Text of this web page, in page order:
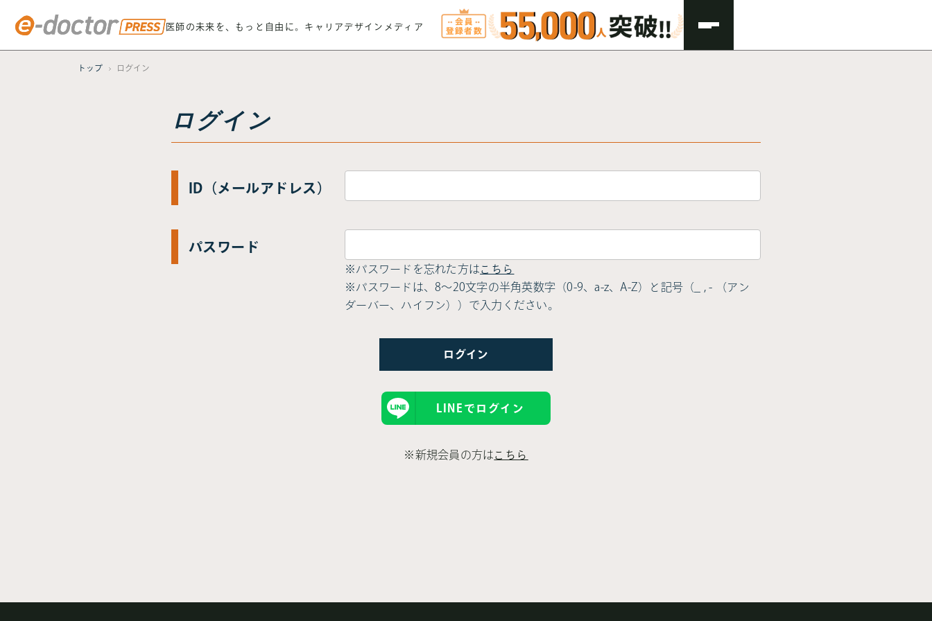
医師の未来を、もっと自由に。 キャリアデザインメディア
トップ ログイン
ログイン
ID（メールアドレス）
パスワード
※パスワードを忘れた方は こちら
※パスワードは、8〜20文字の半角英数字（0-9、a-z、A-Z）と記号（_ , - （アン
ダーバー、ハイフン））で入力ください。
LINEでログイン
※新規会員の方は こちら